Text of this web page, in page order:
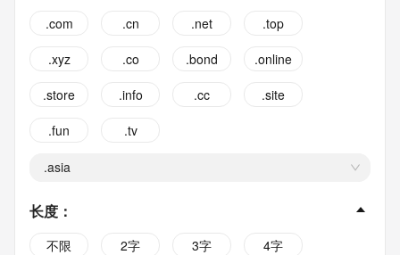
.com .cn .net
.top
.xyz
.co .bond
.online
.store
.info .cc
.site
.fun
.tv
.asia
长度 ：
不限 2字 3字
4字